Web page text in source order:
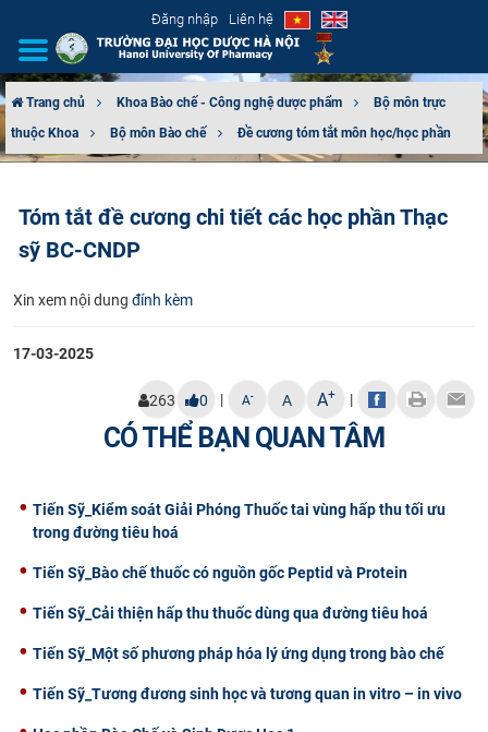
Đăng nhập Liên hệ
GIỚI THIỆU
TUYỂN SINH
ĐÀO TẠO
ĐẢM BẢO CHẤT LƯỢNG
KHOA HỌC CÔNG NGHỆ
CỰU NGƯỜI HỌC
Trang chủ Khoa Bào chế - Công nghệ dược phẩm
Bộ môn trực
thuộc Khoa
Bộ môn Bào chế Đề cương tóm tắt môn học/học phần
Tóm tắt đề cương chi tiết các học phần Thạc
sỹ BC-CNDP
Xin xem nội dung đính kèm
17-03-2025
263 0 | A- A A+ |
CÓ THỂ BẠN QUAN TÂM
Tiến Sỹ_Kiểm soát Giải Phóng Thuốc tai vùng hấp thu tối ưu
trong đường tiêu hoá
Tiến Sỹ_Bào chế thuốc có nguồn gốc Peptid và Protein
Tiến Sỹ_Cải thiện hấp thu thuốc dùng qua đường tiêu hoá
Tiến Sỹ_Một số phương pháp hóa lý ứng dụng trong bào chế
Tiến Sỹ_Tương đương sinh học và tương quan in vitro – in vivo